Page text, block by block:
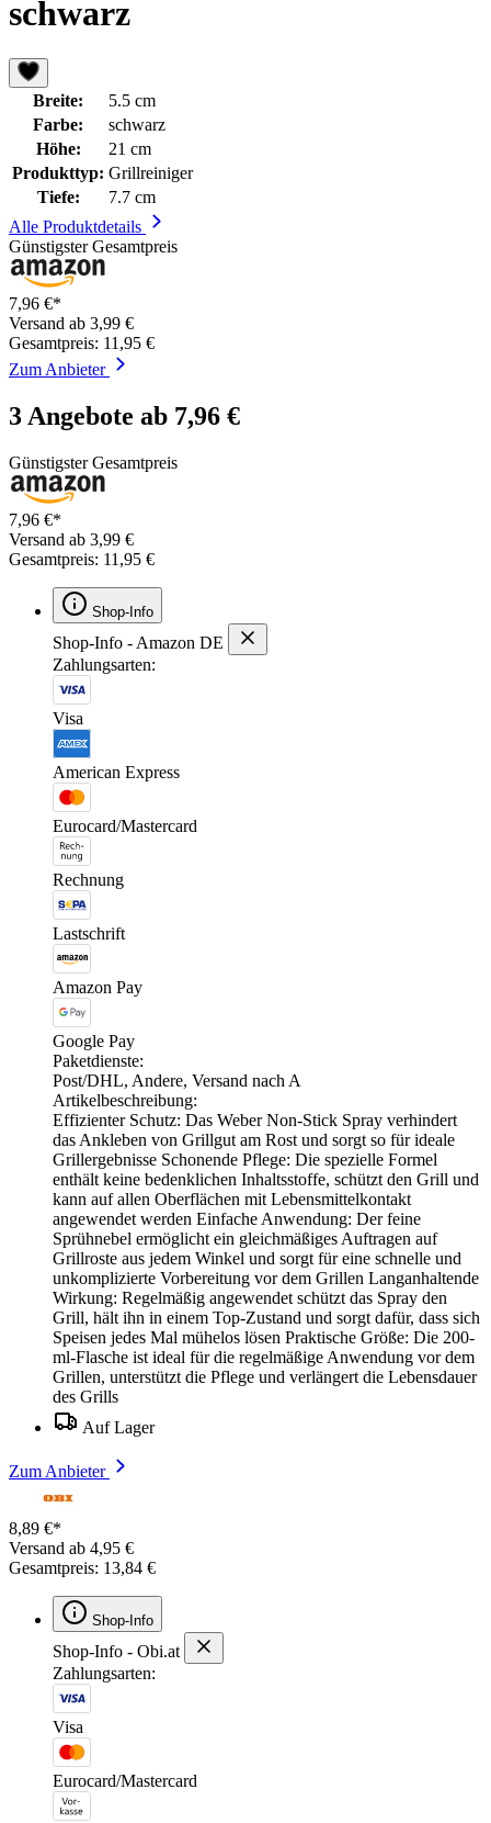
schwarz
Breite:
5.5 cm
Farbe:
schwarz
Höhe:
21 cm
Produkttyp: Grillreiniger
Tiefe:
7.7 cm
Alle Produktdetails
Günstigster Gesamtpreis
7,96 €*
Versand ab 3,99 €
Gesamtpreis: 11,95 €
Zum Anbieter
3 Angebote ab 7,96 €
Günstigster Gesamtpreis
7,96 €*
Versand ab 3,99 €
Gesamtpreis: 11,95 €
Shop-Info
Shop-Info - Amazon DE
Zahlungsarten:
Visa
American Express
Eurocard/Mastercard
Rechnung
Lastschrift
Amazon Pay
Google Pay
Paketdienste:
Post/DHL, Andere, Versand nach A
Artikelbeschreibung:
Effizienter Schutz: Das Weber Non-Stick Spray verhindert
das Ankleben von Grillgut am Rost und sorgt so für ideale
Grillergebnisse Schonende Pflege: Die spezielle Formel
enthält keine bedenklichen Inhaltsstoffe, schützt den Grill und
kann auf allen Oberflächen mit Lebensmittelkontakt
angewendet werden Einfache Anwendung: Der feine
Sprühnebel ermöglicht ein gleichmäßiges Auftragen auf
Grillroste aus jedem Winkel und sorgt für eine schnelle und
unkomplizierte Vorbereitung vor dem Grillen Langanhaltende
Wirkung: Regelmäßig angewendet schützt das Spray den
Grill, hält ihn in einem Top-Zustand und sorgt dafür, dass sich
Speisen jedes Mal mühelos lösen Praktische Größe: Die 200-
ml-Flasche ist ideal für die regelmäßige Anwendung vor dem
Grillen, unterstützt die Pflege und verlängert die Lebensdauer
des Grills
Auf Lager
Zum Anbieter
8,89 €*
Versand ab 4,95 €
Gesamtpreis: 13,84 €
Shop-Info
Shop-Info - Obi.at
Zahlungsarten:
Visa
Eurocard/Mastercard